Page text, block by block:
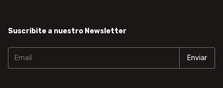
Suscribite a nuestro Newsletter